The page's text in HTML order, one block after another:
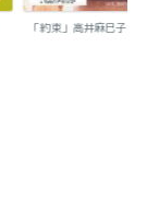
「約束」高井麻巳子